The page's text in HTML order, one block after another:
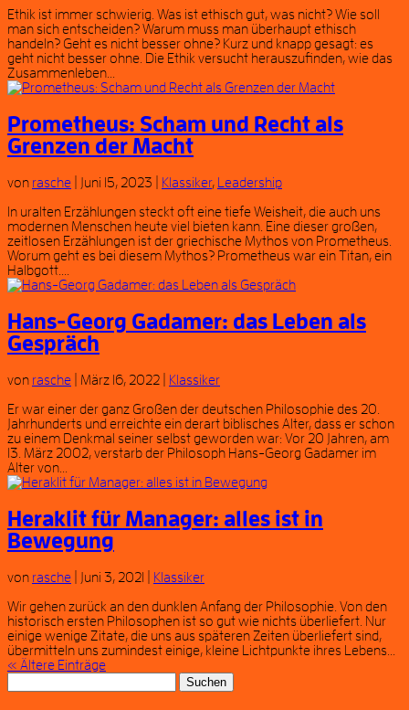
Ethik ist immer schwierig. Was ist ethisch gut, was nicht? Wie soll
man sich entscheiden? Warum muss man überhaupt ethisch
handeln? Geht es nicht besser ohne? Kurz und knapp gesagt: es
geht nicht besser ohne. Die Ethik versucht herauszufinden, wie das
Zusammenleben...
Prometheus: Scham und Recht als
Grenzen der Macht
von rasche Juni 15, 2023 Klassiker, Leadership
In uralten Erzählungen steckt oft eine tiefe Weisheit, die auch uns
modernen Menschen heute viel bieten kann. Eine dieser großen,
zeitlosen Erzählungen ist der griechische Mythos von Prometheus.
Worum geht es bei diesem Mythos? Prometheus war ein Titan, ein
Halbgott....
Hans-Georg Gadamer: das Leben als
Gespräch
von rasche März 16, 2022
Klassiker
Er war einer der ganz Großen der deutschen Philosophie des 20.
Jahrhunderts und erreichte ein derart biblisches Alter, dass er schon
zu einem Denkmal seiner selbst geworden war: Vor 20 Jahren, am
13. März 2002, verstarb der Philosoph Hans-Georg Gadamer im
Alter von...
Heraklit für Manager: alles ist in
Bewegung
von rasche Juni 3, 2021
Klassiker
Wir gehen zurück an den dunklen Anfang der Philosophie. Von den
historisch ersten Philosophen ist so gut wie nichts überliefert. Nur
einige wenige Zitate, die uns aus späteren Zeiten überliefert sind,
übermitteln uns zumindest einige, kleine Lichtpunkte ihres Lebens...
« Ältere Einträge
nach: